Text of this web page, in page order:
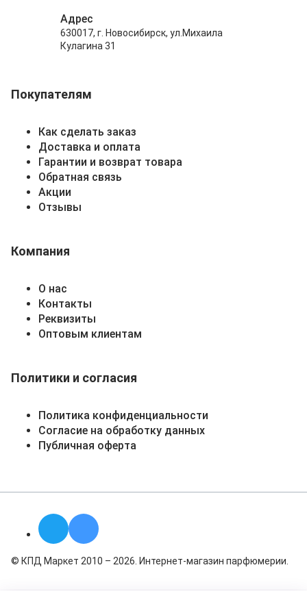
Покупателям
Как сделать заказ
Доставка и оплата
Гарантии и возврат товара
Обратная связь
Акции
Отзывы
Компания
О нас
Контакты
Реквизиты
Оптовым клиентам
Политики и согласия
Политика конфиденциальности
Согласие на обработку данных
Публичная оферта
Адрес
630017, г. Новосибирск, ул.Михаила
Кулагина 31
© КПД Маркет 2010 – 2026. Интернет-магазин парфюмерии.